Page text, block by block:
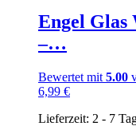
Engel Glas
–…
Bewertet mit 5.00
6,99 €
Lieferzeit: 2 - 7